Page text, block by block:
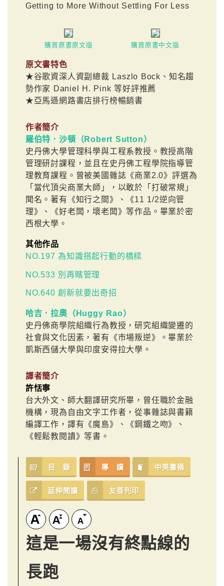
Getting to More Without Settling For Less
購買原書原文版 購買原書中文版
原文書特色
★谷歌資深人資副總裁 Laszlo Bock、知名趨
勢作家 Daniel H. Pink 等好評推薦
★亞馬遜網路書店排行榜暢銷書
作者簡介
羅伯特．沙頓（Robert Sutton）
史丹佛大學管理科學與工程系教授。教授高階
管理研討課程，並且在史丹佛工程學院指導管
理教育課程。曾被美國雜誌《商業2.0》評選為
「當代頂尖商業大師」，以敢於「打破常規」
聞名。著有《知行之間》、《11 1/2逆向管
理》、《好老闆，壞老闆》等作品。畢業於密
西根大學。
其他作品
NO.197 為知識搭起行動的橋樑
NO.533 別再瞎管理
NO.640 創新就要出奇招
哈吉．拉奧（Huggy Rao）
史丹佛商學院組織行為教授，研究組織變遷的
社會與文化因素，著有《市場叛逆》。畢業於
凱斯西儲大學與印度安得拉大學。
譯者簡介
許恬寧
台大外文、師大翻譯研究所畢，曾任職於金融
機構，現為自由文字工作者，從事雜誌與書籍
編譯工作，譯有《魔島》、《鋼鐵之吻》、
《輕鬆教閱讀》等書。
目 錄 導 讀 中英書摘
延伸閱讀 友善列印
這是一場沒有終點線的
長跑